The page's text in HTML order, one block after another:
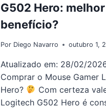
G502 Hero:
benefício?
Por Diego Navarro outubro 1,
Atualizado em: 28/02/
Comprar o Mouse Gamer
Hero?
Com certeza
Logitech G502 Hero é